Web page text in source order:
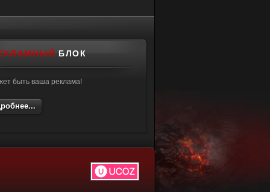
БЛОК
быть ваша реклама!